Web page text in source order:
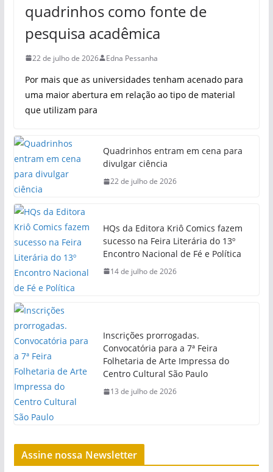
quadrinhos como fonte de
pesquisa acadêmica
22 de julho de 2026 Edna Pessanha
Por mais que as universidades tenham acenado para
uma maior abertura em relação ao tipo de material
que utilizam para
Quadrinhos entram em cena para
divulgar ciência
22 de julho de 2026
HQs da Editora Kriô Comics fazem
sucesso na Feira Literária do 13º
Encontro Nacional de Fé e Política
14 de julho de 2026
Inscrições prorrogadas.
Convocatória para a 7ª Feira
Folhetaria de Arte Impressa do
Centro Cultural São Paulo
13 de julho de 2026
Assine nossa Newsletter